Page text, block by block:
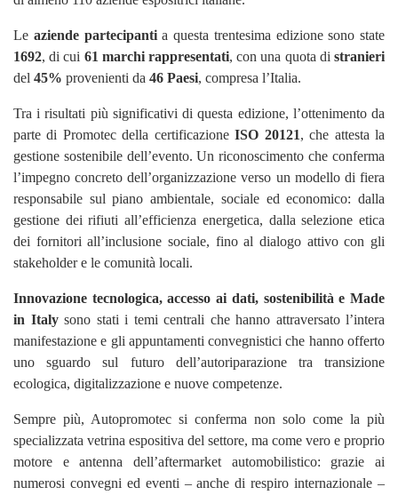
Le aziende partecipantia questa trentesima edizione sono state
1692, di cui 61 marchi rappresentati, con una quota distranieri
del 45% provenienti da 46 Paesi, compresa l’Italia.
Tra i risultati più significativi di questa edizione, l’ottenimento da
parte di Promotec della certificazioneISO 20121, che attesta la
gestione sostenibile dell’evento. Un riconoscimento che conferma
l’impegno concreto dell’organizzazione verso un modello di fiera
responsabile sul piano ambientale, sociale ed economico: dalla
gestione dei rifiuti all’efficienza energetica, dalla selezione etica
dei fornitori all’inclusione sociale, fino al dialogo attivo con gli
stakeholder e le comunità locali.
Innovazione tecnologica, accesso ai dati, sostenibilità e Made
in Italy sono stati i temi centrali che hanno attraversato l’intera
manifestazione e gli appuntamenti convegnistici che hanno offerto
uno sguardo sul futuro dell’autoriparazione tra transizione
ecologica, digitalizzazione e nuove competenze.
Sempre più, Autopromotec si conferma non solo come la più
specializzata vetrina espositiva del settore, ma come vero e proprio
motore e antenna dell’aftermarket automobilistico: grazie ai
numerosi convegni ed eventi – anche di respiro internazionale –